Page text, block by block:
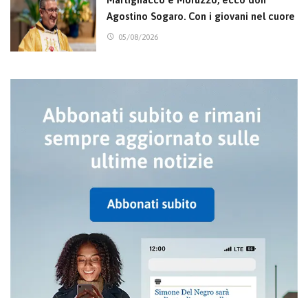
Agostino Sogaro. Con i giovani nel cuore
05/08/2026